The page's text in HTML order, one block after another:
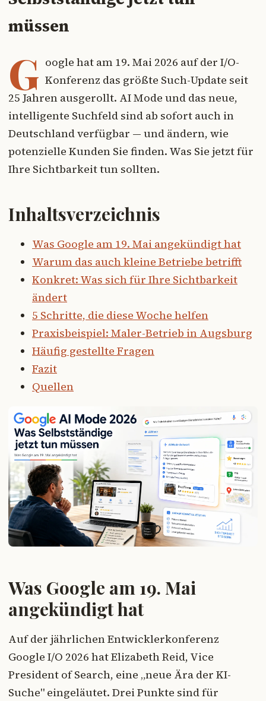
müssen
G oogle hat am 19. Mai 2026 auf der I/O-
Konferenz das größte Such-Update seit
25 Jahren ausgerollt. AI Mode und das neue,
intelligente Suchfeld sind ab sofort auch in
Deutschland verfügbar — und ändern, wie
potenzielle Kunden Sie finden. Was Sie jetzt für
Ihre Sichtbarkeit tun sollten.
Inhaltsverzeichnis
Was Google am 19. Mai angekündigt hat
Warum das auch kleine Betriebe betrifft
Konkret: Was sich für Ihre Sichtbarkeit
ändert
5 Schritte, die diese Woche helfen
Praxisbeispiel: Maler-Betrieb in Augsburg
Häufig gestellte Fragen
Fazit
Quellen
Was Google am 19. Mai
angekündigt hat
Auf der jährlichen Entwicklerkonferenz
Google I/O 2026 hat Elizabeth Reid, Vice
President of Search, eine „neue Ära der KI-
Suche" eingeläutet. Drei Punkte sind für